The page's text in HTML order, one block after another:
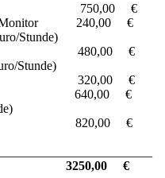
750,00 €
den Monitor 240,00 €
Stunde)
480,00 €
Stunde)
320,00 €
640,00 €
Stunde)
820,00 €
€